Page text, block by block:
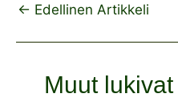
← Edellinen Artikkeli
Muut